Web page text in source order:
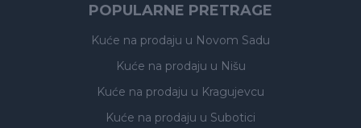
POPULARNE PRETRAGE
Kuće na prodaju u Novom Sadu
Kuće na prodaju u Nišu
Kuće na prodaju u Kragujevcu
Kuće na prodaju u Subotici